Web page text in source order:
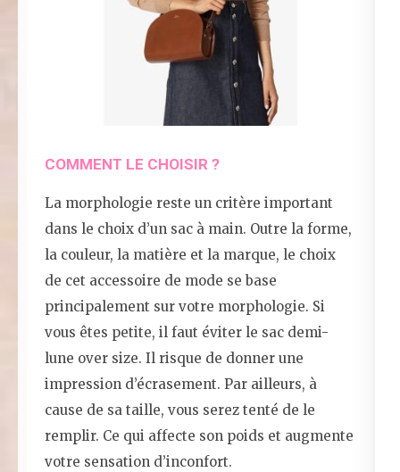
COMMENT LE CHOISIR ?
La morphologie reste un critère important
dans le choix d’un sac à main. Outre la forme,
la couleur, la matière et la marque, le choix
de cet accessoire de mode se base
principalement sur votre morphologie. Si
vous êtes petite, il faut éviter le sac demi-
lune over size. Il risque de donner une
impression d’écrasement. Par ailleurs, à
cause de sa taille, vous serez tenté de le
remplir. Ce qui affecte son poids et augmente
votre sensation d’inconfort.